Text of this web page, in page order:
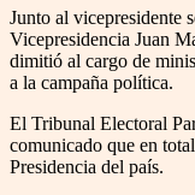
Junto al vicepresidente
Vicepresidencia Juan
dimitió al cargo de
a la campaña política.
El Tribunal Electoral
comunicado que en
Presidencia del país.